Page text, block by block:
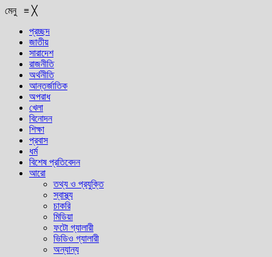
মেনু ≡ ╳
প্রচ্ছদ
জাতীয়
সারাদেশ
রাজনীতি
অর্থনীতি
আন্তর্জাতিক
অপরাধ
খেলা
বিনোদন
শিক্ষা
প্রবাস
ধর্ম
বিশেষ প্রতিবেদন
আরো
তথ্য ও প্রযুক্তি
স্বাস্থ্য
চাকরি
মিডিয়া
ফটো গ্যালারী
ভিডিও গ্যালারী
অন্যান্য